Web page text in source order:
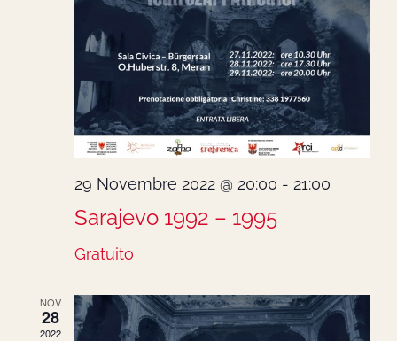
29 Novembre 2022 @ 20:00 - 21:00
Sarajevo 1992 – 1995
Gratuito
NOV
28
2022